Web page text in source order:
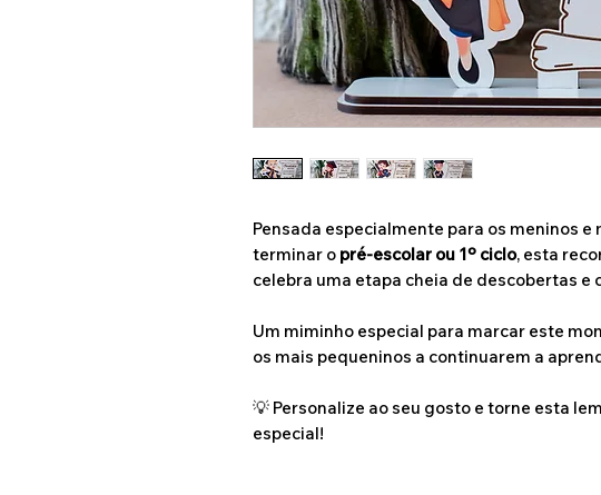
Pensada especialmente para os meninos e
terminar o pré-escolar ou 1º ciclo, esta
celebra uma etapa cheia de descobertas e
Um miminho especial para marcar este
os mais pequeninos a continuarem a
💡 Personalize ao seu gosto e torne esta
especial!